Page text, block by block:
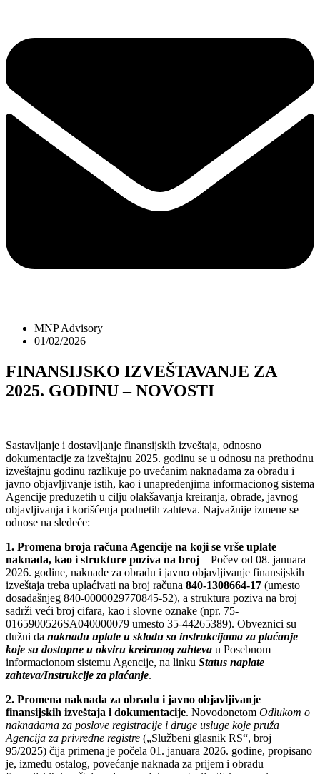
MNP Advisory
01/02/2026
FINANSIJSKO IZVEŠTAVANJE ZA
2025. GODINU – NOVOSTI
Sastavljanje i dostavljanje finansijskih izveštaja, odnosno
dokumentacije za izveštajnu 2025. godinu se u odnosu na prethodnu
izveštajnu godinu razlikuje po uvećanim naknadama za obradu i
javno objavljivanje istih, kao i unapređenjima informacionog sistema
Agencije preduzetih u cilju olakšavanja kreiranja, obrade, javnog
objavljivanja i korišćenja podnetih zahteva. Najvažnije izmene se
odnose na sledeće:
1. Promena broja računa Agencije na koji se vrše uplate
naknada, kao i strukture poziva na broj – Počev od 08. januara
2026. godine, naknade za obradu i javno objavljivanje finansijskih
izveštaja treba uplaćivati na broj računa 840-1308664-17 (umesto
dosadašnjeg 840-0000029770845-52), a struktura poziva na broj
sadrži veći broj cifara, kao i slovne oznake (npr. 75-
0165900526SA040000079 umesto 35-44265389). Obveznici su
dužni da naknadu uplate u skladu sa instrukcijama za plaćanje
koje su dostupne u okviru kreiranog zahteva u Posebnom
informacionom sistemu Agencije, na linku Status naplate
zahteva/Instrukcije za plaćanje.
2. Promena naknada za obradu i javno objavljivanje
finansijskih izveštaja i dokumentacije. Novodonetom Odlukom o
naknadama za poslove registracije i druge usluge koje pruža
Agencija za privredne registre („Službeni glasnik RS“, broj
95/2025) čija primena je počela 01. januara 2026. godine, propisano
je, između ostalog, povećanje naknada za prijem i obradu